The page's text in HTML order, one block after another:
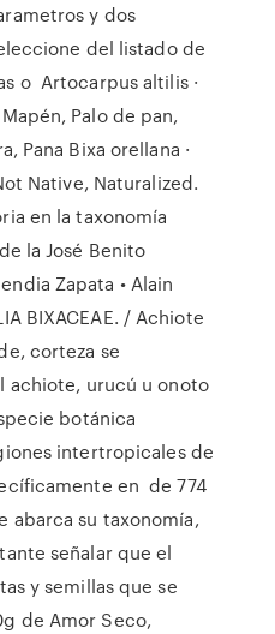
y dos
del listado de
o Artocarpus altilis ·
Palo de pan,
Pana Bixa orellana ·
Native, Naturalized.
en la taxonomía
la José Benito
Zapata • Alain
BIXACEAE. / Achiote
corteza se
achiote, urucú u onoto
botánica
intertropicales de
en de 774
abarca su taxonomía,
señalar que el
y semillas que se
de Amor Seco,